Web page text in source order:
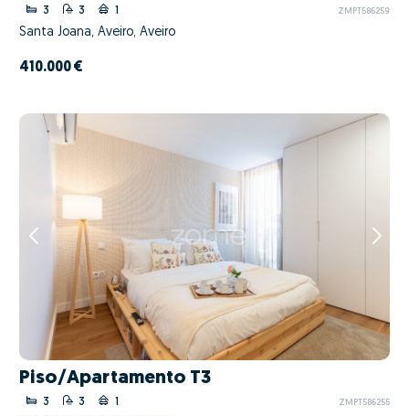
3 3 1 ZMPT586259
Santa Joana, Aveiro, Aveiro
410.000 €
Piso/Apartamento T3
3 3 1 ZMPT586255